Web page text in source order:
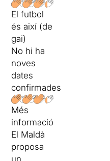
El futbol
és així (de
gai)
No hi ha
noves
dates
confirmades
Més
informació
El Maldà
proposa